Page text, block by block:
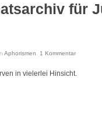
für
Aphorismen 1 Kommentar
in vielerlei Hinsicht.